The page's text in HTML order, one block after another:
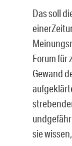
Das soll
Forum für
Gewand
sie